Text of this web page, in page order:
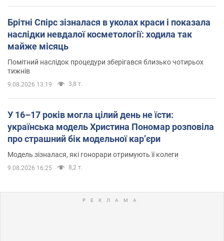
Брітні Спірс зізналася в уколах краси і показала
наслідки невдалої косметології: ходила так
майже місяць
Помітний наслідок процедури зберігався близько чотирьох
тижнів
9.08.2026 13:19 3,8 т.
У 16–17 років могла цілий день не їсти:
українська модель Христина Пономар розповіла
про страшний бік модельної кар’єри
Модель зізналася, які гонорари отримують її колеги
9.08.2026 16:25 8,2 т.